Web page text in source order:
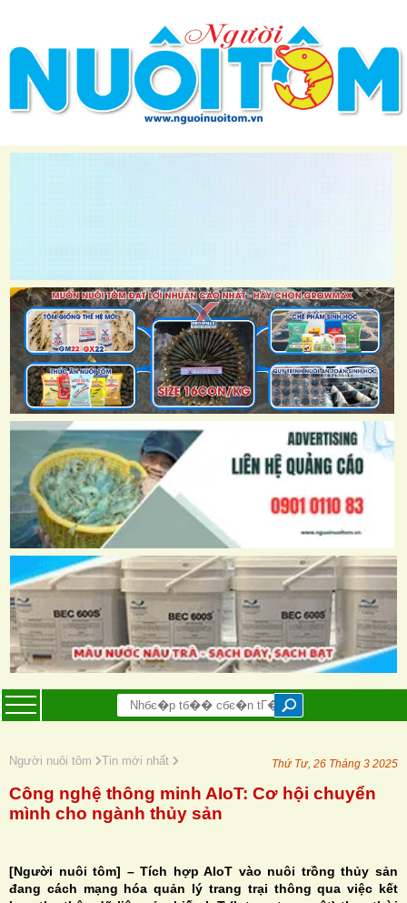
Người nuôi tôm Tin mới nhất Thứ Tư, 26 Tháng 3 2025
Công nghệ thông minh AIoT: Cơ hội chuyển
mình cho ngành thủy sản
[Người nuôi tôm] – Tích hợp AIoT vào nuôi trồng thủy sản
đang cách mạng hóa quản lý trang trại thông qua việc kết